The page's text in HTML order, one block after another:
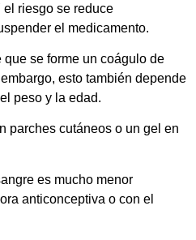
el riesgo se reduce
el medicamento.
se forme un coágulo de
esto también depende
peso y la edad.
parches cutáneos o un gel en
es mucho menor
anticonceptiva o con el